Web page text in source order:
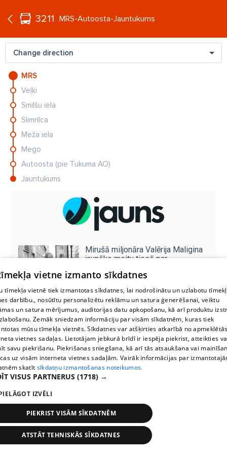
EN
3211 MRS-Autoosta-Jauntukums
Change direction
MRS
Veļķi
Smilšu iela
Slimnīca
Meža iela
Mego
Autoosta (pie Tukuma AO)
Jauntukums
Mirušā miljonāra Valērija Maligina
jaunāko meitu tiesā par
Slavenas dāmas, kuras patiesībā
ir daudz īsākas, nekā šķiet
Stops Times
vietne izmanto sīkdatnes
tīmekļa vietnē tiek izmantotas sīkdatnes, lai nodrošinātu un uzlabotu
darbību., nosūtītu personalizētu reklāmu un satura ģenerēšanai, veiktu
un satura mērījumus, auditorijas datu apkopošanu, kā arī produktu
Zemāk sniedzam informāciju par visām sīkdatnēm, kuras tiek
mūsu tīmekļa vietnēs. Sīkdatnes var atšķirties atkarībā no
vietnes sadaļas. Lietotājam jebkurā brīdī ir iespēja piekrist, atteikties
savu piekrišanu. Piekrišanas sniegšana, kā arī tās atsaukšana vai
uz visām interneta vietnes sadaļām. Vairāk informācijas par
skatīt sīkdatņu izmantošanas noteikumos.
VISUS PARTNERUS (1718) →
IZVĒLI
PIEKRIST VISĀM SĪKDATNĒM
ATSTĀT TEHNISKĀS SĪKDATNES